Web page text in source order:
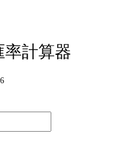
率計算器